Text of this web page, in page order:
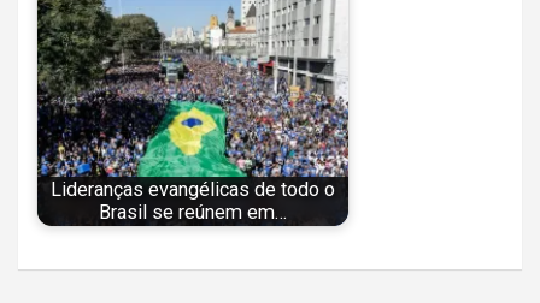
Lideranças evangélicas de todo o
Brasil se reúnem em…